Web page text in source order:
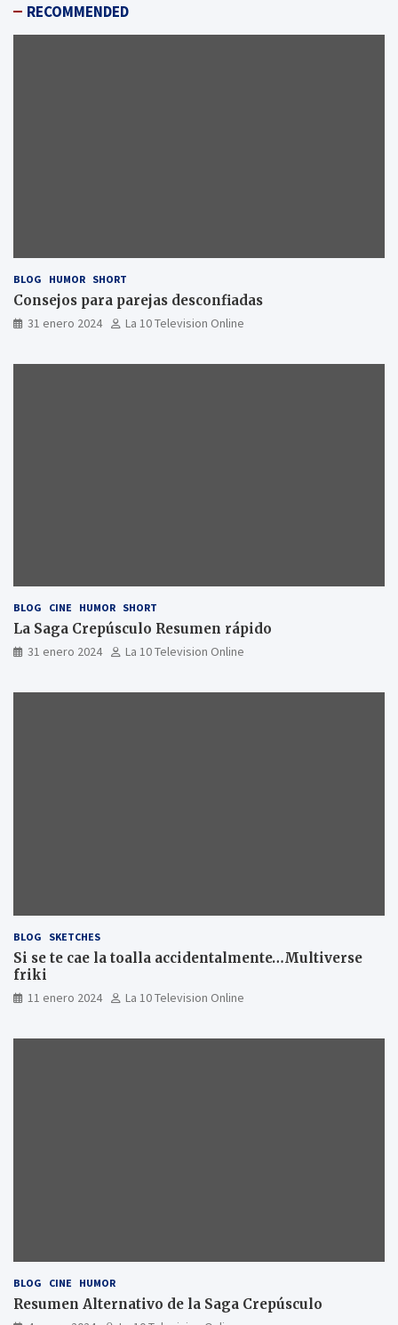
RECOMMENDED
BLOG HUMOR SHORT
Consejos para parejas desconfiadas
31 enero 2024 La 10 Television Online
BLOG CINE HUMOR SHORT
La Saga Crepúsculo Resumen rápido
31 enero 2024 La 10 Television Online
BLOG SKETCHES
Si se te cae la toalla accidentalmente…Multiverse
friki
11 enero 2024 La 10 Television Online
BLOG CINE HUMOR
Resumen Alternativo de la Saga Crepúsculo